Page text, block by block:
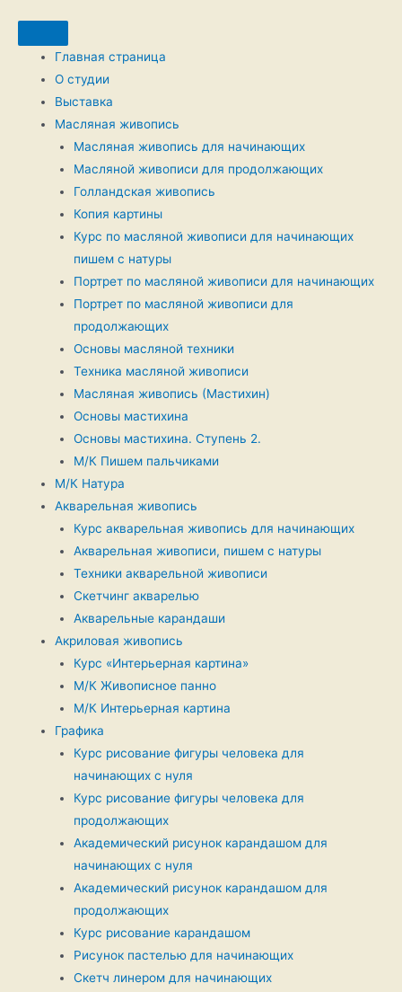
Главная страница
О студии
Выставка
Масляная живопись
Масляная живопись для начинающих
Масляной живописи для продолжающих
Голландская живопись
Копия картины
Курс по масляной живописи для начинающих
пишем с натуры
Портрет по масляной живописи для начинающих
Портрет по масляной живописи для
продолжающих
Основы масляной техники
Техника масляной живописи
Масляная живопись (Мастихин)
Основы мастихина
Основы мастихина. Ступень 2.
М/К Пишем пальчиками
М/К Натура
Акварельная живопись
Курс акварельная живопись для начинающих
Акварельная живописи, пишем с натуры
Техники акварельной живописи
Скетчинг акварелью
Акварельные карандаши
Акриловая живопись
Курс «Интерьерная картина»
М/К Живописное панно
М/К Интерьерная картина
Графика
Курс рисование фигуры человека для
начинающих с нуля
Курс рисование фигуры человека для
продолжающих
Академический рисунок карандашом для
начинающих с нуля
Академический рисунок карандашом для
продолжающих
Курс рисование карандашом
Рисунок пастелью для начинающих
Скетч линером для начинающих